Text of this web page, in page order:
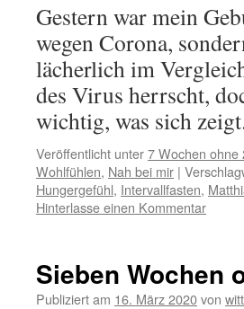
Gestern war mein
wegen Corona,
lächerlich im
des Virus herrscht,
wichtig, was sich
Veröffentlicht unter7 Wochen ohne
Wohlfühlen, Nah bei mir |
Hungergefühl, Intervallfasten,
Hinterlasse einen Kommentar
Sieben Wochen
Publiziert am 16. März 2020von